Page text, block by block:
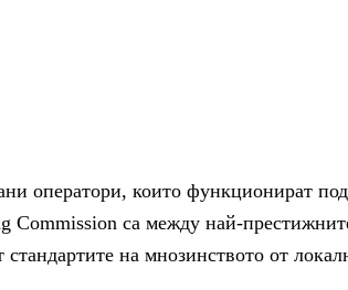
оператори, които функционират
са между най-
стандартите на мнозинството от